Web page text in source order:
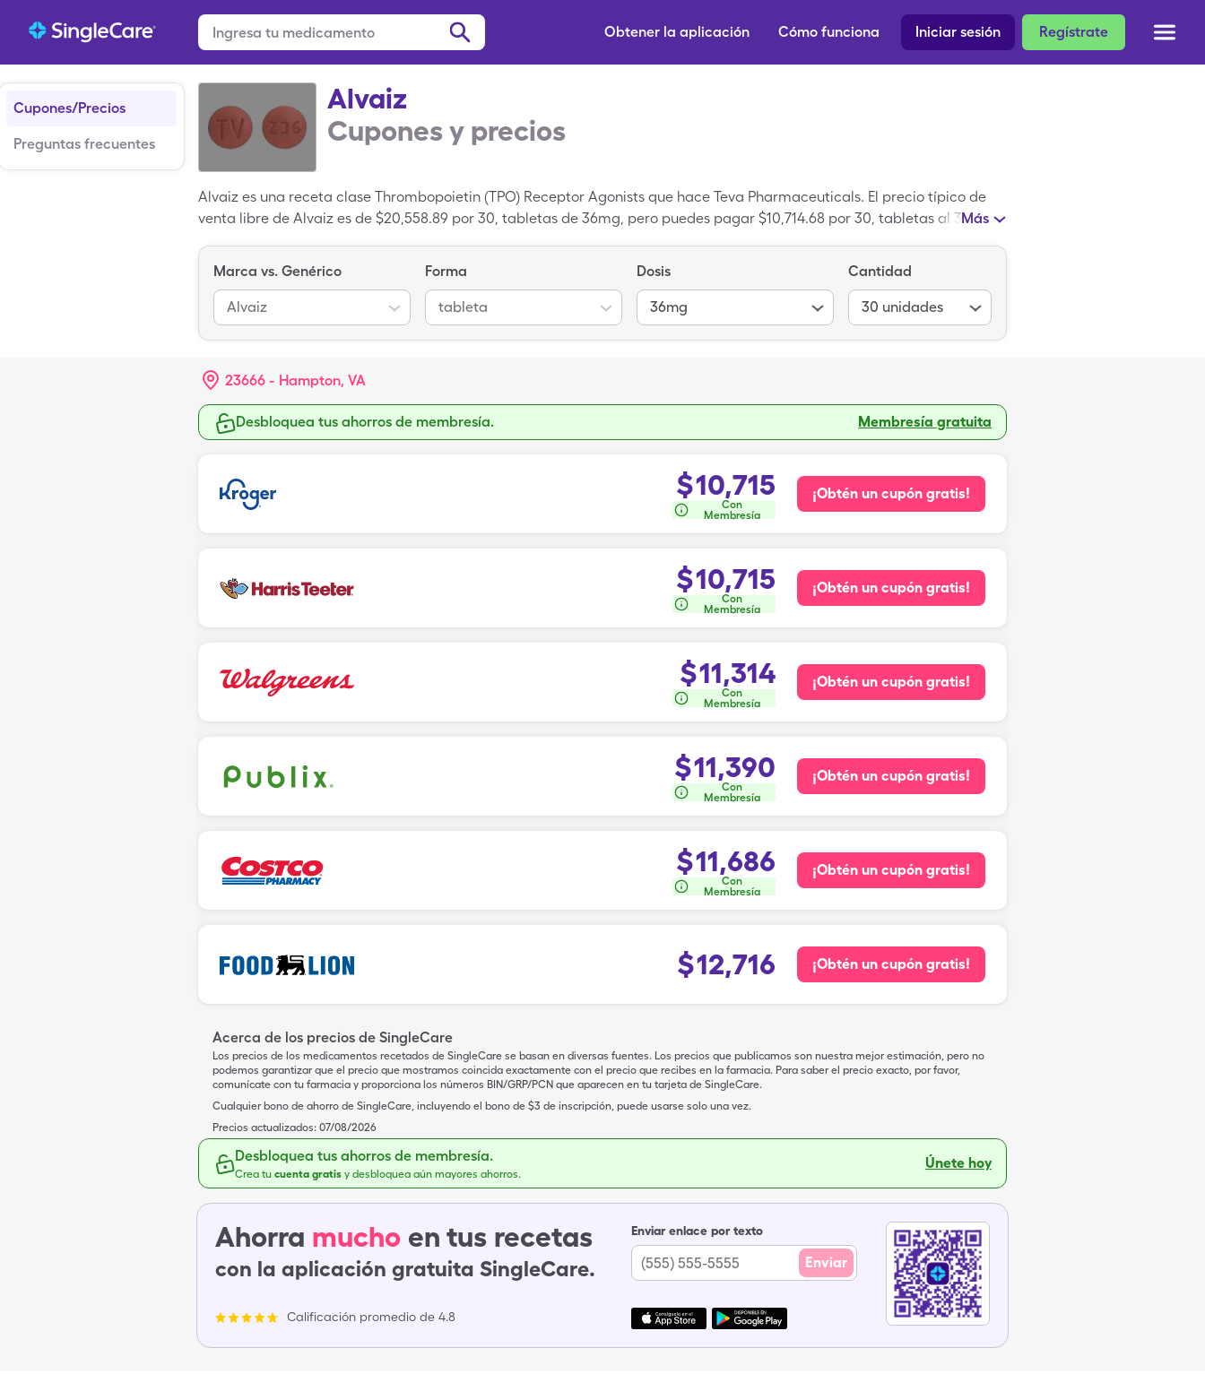
Regístrate
Iniciar sesión
Cómo funciona
Obtener la aplicación
Cupones/Precios
Preguntas frecuentes
Alvaiz
Cupones y precios
Alvaiz es una receta clase Thrombopoietin (TPO) Receptor Agonists que hace Teva Pharmaceuticals. El precio típico de
venta libre de Alvaiz es de $20,558.89 por 30, tabletas de 36mg, pero puedes pagar $10,714.68 por 30, tabletas al 36mg
Más
Marca vs. Genérico
Alvaiz
Forma
tableta
Dosis
36mg
Cantidad
30 unidades
23666 - Hampton, VA
Desbloquea tus ahorros de membresía. Membresía gratuita
$10,715
Con
Membresía
¡Obtén un cupón gratis!
$10,715
Con
Membresía
¡Obtén un cupón gratis!
$11,314
Con
Membresía
¡Obtén un cupón gratis!
$11,390
Con
Membresía
¡Obtén un cupón gratis!
$11,686
Con
Membresía
¡Obtén un cupón gratis!
$12,716 ¡Obtén un cupón gratis!
Acerca de los precios de SingleCare
Los precios de los medicamentos recetados de SingleCare se basan en diversas fuentes. Los precios que publicamos son nuestra mejor estimación, pero no
podemos garantizar que el precio que mostramos coincida exactamente con el precio que recibes en la farmacia. Para saber el precio exacto, por favor,
comunícate con tu farmacia y proporciona los números BIN/GRP/PCN que aparecen en tu tarjeta de SingleCare.
Cualquier bono de ahorro de SingleCare, incluyendo el bono de $3 de inscripción, puede usarse solo una vez.
Precios actualizados: 07/08/2026
Desbloquea tus ahorros de membresía.
Crea tu cuenta gratis y desbloquea aún mayores ahorros.
Únete hoy
Ahorra mucho en tus recetas
con la aplicación gratuita SingleCare.
Calificación promedio de 4.8
Enviar enlace por texto
Enviar